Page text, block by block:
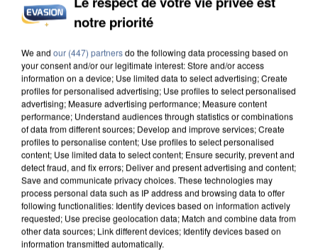
L’UN DES FONDATEURS SUPPOSÉS DE LA DZ
notre priorité
We and our (447) partnersdo the following data processing based on
your consent and/or our legitimate interest: Store and/or access
information on a device; Use limited data to select advertising; Create
profiles for personalised advertising; Use profiles to select personalised
advertising; Measure advertising performance; Measure content
performance; Understand audiences through statistics or combinations
of data from different sources; Develop and improve services; Create
profiles to personalise content; Use profiles to select personalised
content; Use limited data to select content; Ensure security, prevent and
detect fraud, and fix errors; Deliver and present advertising and content;
Save and communicate privacy choices. These technologies may
process personal data such as IP address and browsing data to offer
following functionalities: Identify devices based on information actively
requested; Use precise geolocation data; Match and combine data from
other data sources; Link different devices; Identify devices based on
information transmitted automatically.